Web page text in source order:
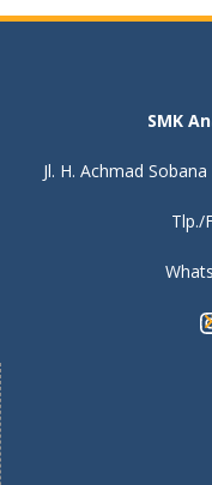
SMK
Jl. H. Achmad
Tlp./